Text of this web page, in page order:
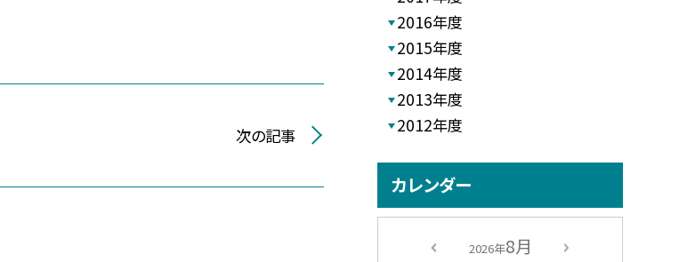
次の記事
2016年度
2015年度
2014年度
2013年度
2012年度
カレンダー
2026年8月